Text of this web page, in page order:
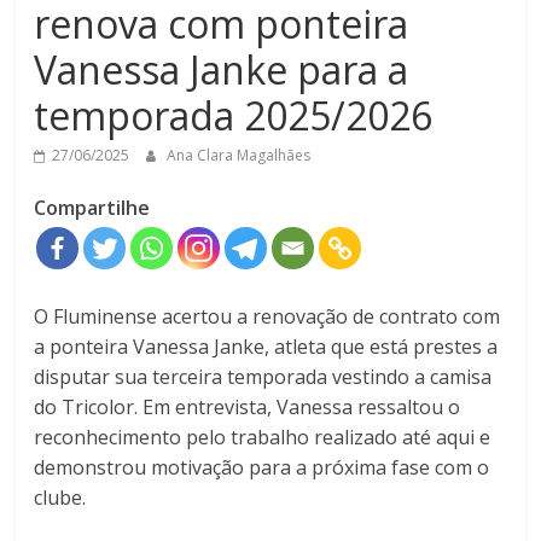
renova com ponteira
Vanessa Janke para a
temporada 2025/2026
27/06/2025 Ana Clara Magalhães
Compartilhe
O Fluminense acertou a renovação de contrato com
a ponteira Vanessa Janke, atleta que está prestes a
disputar sua terceira temporada vestindo a camisa
do Tricolor. Em entrevista, Vanessa ressaltou o
reconhecimento pelo trabalho realizado até aqui e
demonstrou motivação para a próxima fase com o
clube.